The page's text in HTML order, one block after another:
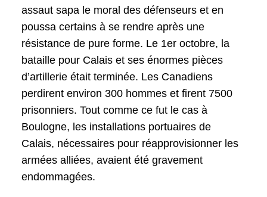
assaut sapa le moral des défenseurs et en
poussa certains à se rendre après une
résistance de pure forme. Le 1er octobre, la
bataille pour Calais et ses énormes pièces
d’artillerie était terminée. Les Canadiens
perdirent environ 300 hommes et firent 7500
prisonniers. Tout comme ce fut le cas à
Boulogne, les installations portuaires de
Calais, nécessaires pour réapprovisionner les
armées alliées, avaient été gravement
endommagées.